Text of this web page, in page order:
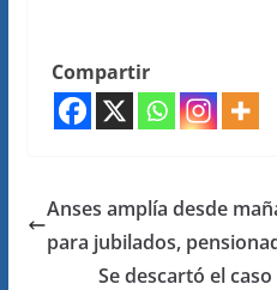
Compartir
Anses amplía desde
para jubilados,
Se descartó el